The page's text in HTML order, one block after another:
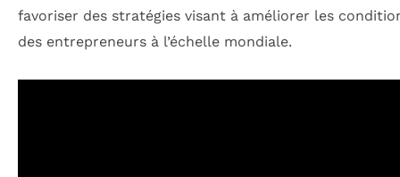
favoriser des stratégies visant à améliorer les
des entrepreneurs à l’échelle mondiale.